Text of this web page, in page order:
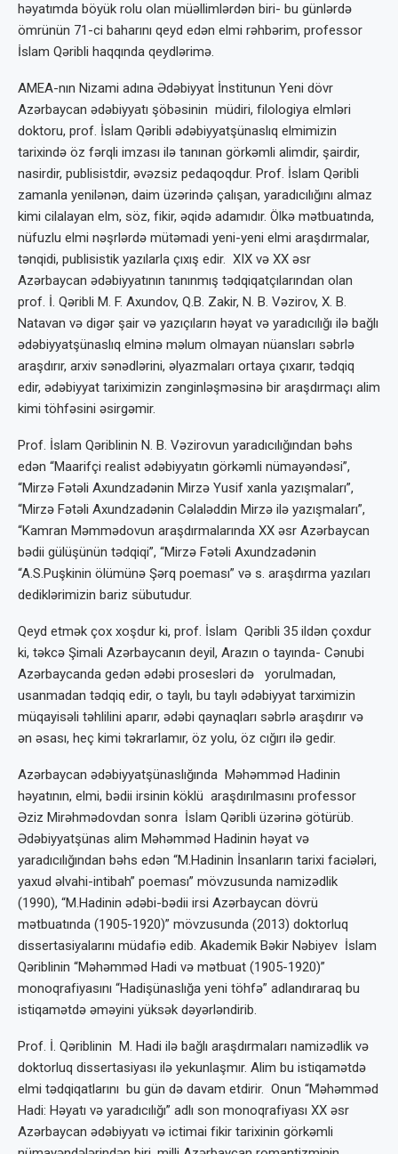
həyatımda böyük rolu olan müəllimlərdən biri- bu günlərdə
ömrünün 71-ci baharını qeyd edən elmi rəhbərim, professor
İslam Qəribli haqqında qeydlərimə.
AMEA-nın Nizami adına Ədəbiyyat İnstitunun Yeni dövr
Azərbaycan ədəbiyyatı şöbəsinin müdiri, filologiya elmləri
doktoru, prof. İslam Qəribli ədəbiyyatşünaslıq elmimizin
tarixində öz fərqli imzası ilə tanınan görkəmli alimdir, şairdir,
nasirdir, publisistdir, əvəzsiz pedaqoqdur. Prof. İslam Qəribli
zamanla yenilənən, daim üzərində çalışan, yaradıcılığını almaz
kimi cilalayan elm, söz, fikir, əqidə adamıdır. Ölkə mətbuatında,
nüfuzlu elmi nəşrlərdə mütəmadi yeni-yeni elmi araşdırmalar,
tənqidi, publisistik yazılarla çıxış edir. XIX və XX əsr
Azərbaycan ədəbiyyatının tanınmış tədqiqatçılarından olan
prof. İ. Qəribli M. F. Axundov, Q.B. Zakir, N. B. Vəzirov, X. B.
Natavan və digər şair və yazıçıların həyat və yaradıcılığı ilə bağlı
ədəbiyyatşünaslıq elminə məlum olmayan nüansları səbrlə
araşdırır, arxiv sənədlərini, əlyazmaları ortaya çıxarır, tədqiq
edir, ədəbiyyat tariximizin zənginləşməsinə bir araşdırmaçı alim
kimi töhfəsini əsirgəmir.
Prof. İslam Qəriblinin N. B. Vəzirovun yaradıcılığından bəhs
edən “Maarifçi realist ədəbiyyatın görkəmli nümayəndəsi”,
“Mirzə Fətəli Axundzadənin Mirzə Yusif xanla yazışmaları”,
“Mirzə Fətəli Axundzadənin Cəlaləddin Mirzə ilə yazışmaları”,
“Kamran Məmmədovun araşdırmalarında XX əsr Azərbaycan
bədii gülüşünün tədqiqi”, “Mirzə Fətəli Axundzadənin
“A.S.Puşkinin ölümünə Şərq poeması” və s. araşdırma yazıları
dediklərimizin bariz sübutudur.
Qeyd etmək çox xoşdur ki, prof. İslam Qəribli 35 ildən çoxdur
ki, təkcə Şimali Azərbaycanın deyil, Arazın o tayında- Cənubi
Azərbaycanda gedən ədəbi prosesləri də yorulmadan,
usanmadan tədqiq edir, o taylı, bu taylı ədəbiyyat tarximizin
müqayisəli təhlilini aparır, ədəbi qaynaqları səbrlə araşdırır və
ən əsası, heç kimi təkrarlamır, öz yolu, öz cığırı ilə gedir.
Azərbaycan ədəbiyyatşünaslığında Məhəmməd Hadinin
həyatının, elmi, bədii irsinin köklü araşdırılmasını professor
Əziz Mirəhmədovdan sonra İslam Qəribli üzərinə götürüb.
Ədəbiyyatşünas alim Məhəmməd Hadinin həyat və
yaradıcılığından bəhs edən “M.Hadinin İnsanların tarixi faciələri,
yaxud əlvahi-intibah” poeması” mövzusunda namizədlik
(1990), “M.Hadinin ədəbi-bədii irsi Azərbaycan dövrü
mətbuatında (1905-1920)” mövzusunda (2013) doktorluq
dissertasiyalarını müdafiə edib. Akademik Bəkir Nəbiyev İslam
Qəriblinin “Məhəmməd Hadi və mətbuat (1905-1920)”
monoqrafiyasını “Hadişünaslığa yeni töhfə” adlandıraraq bu
istiqamətdə əməyini yüksək dəyərləndirib.
Prof. İ. Qəriblinin M. Hadi ilə bağlı araşdırmaları namizədlik və
doktorluq dissertasiyası ilə yekunlaşmır. Alim bu istiqamətdə
elmi tədqiqatlarını bu gün də davam etdirir. Onun “Məhəmməd
Hadi: Həyatı və yaradıcılığı” adlı son monoqrafiyası XX əsr
Azərbaycan ədəbiyyatı və ictimai fikir tarixinin görkəmli